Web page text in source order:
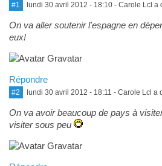
#1 lundi 30 avril 2012 - 18:10- Carole Lcl a
On va aller soutenir l'espagne en
eux!
Répondre
#2 lundi 30 avril 2012 - 18:11 - Carole Lcl a
On va avoir beaucoup de pays à
visiter sous peu